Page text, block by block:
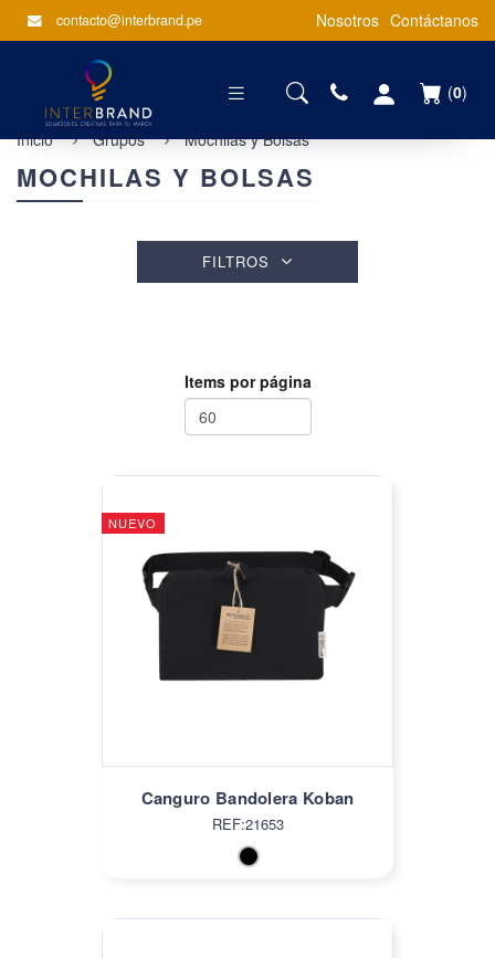
contacto@interbrand.pe Nosotros Contáctanos
(0)
Inicio Grupos Mochilas y Bolsas
MOCHILAS Y BOLSAS
FILTROS
Items por página
NUEVO
Canguro Bandolera Koban
REF:21653